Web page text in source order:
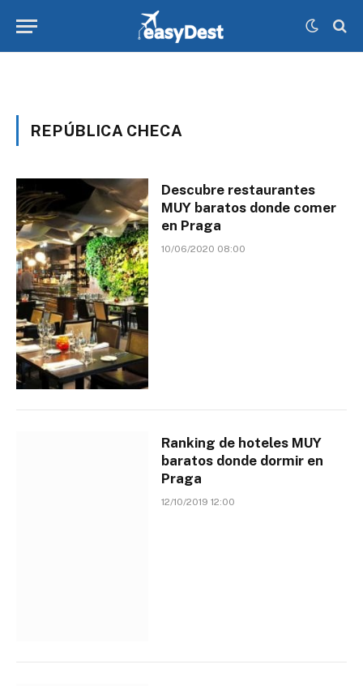
REPÚBLICA CHECA
Descubre restaurantes
MUY baratos donde comer
en Praga
10/06/2020 08:00
Ranking de hoteles MUY
baratos donde dormir en
Praga
12/10/2019 12:00